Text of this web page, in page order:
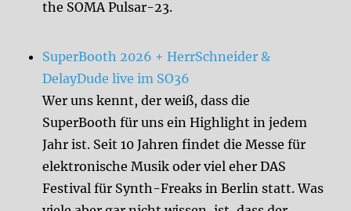
the SOMA Pulsar-23.
SuperBooth 2026 + HerrSchneider &
DelayDude live im SO36
Wer uns kennt, der weiß, dass die
SuperBooth für uns ein Highlight in jedem
Jahr ist. Seit 10 Jahren findet die Messe für
elektronische Musik oder viel eher DAS
Festival für Synth-Freaks in Berlin statt. Was